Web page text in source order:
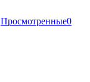
Просмотренные0